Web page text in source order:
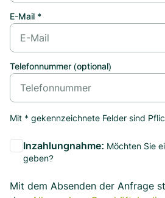
E-Mail *
Telefonnummer (optional)
Mit * gekennzeichnete Felder sind
Inzahlungnahme: Möchten Sie
geben?
Mit dem Absenden der Anfrage